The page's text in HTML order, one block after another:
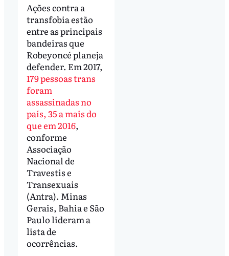
Ações contra a
transfobia estão
entre as principais
bandeiras que
Robeyoncé planeja
defender. Em 2017,
179 pessoas trans
foram
assassinadas no
país, 35 a mais do
que em 2016,
conforme
Associação
Nacional de
Travestis e
Transexuais
(Antra). Minas
Gerais, Bahia e São
Paulo lideram a
lista de
ocorrências.